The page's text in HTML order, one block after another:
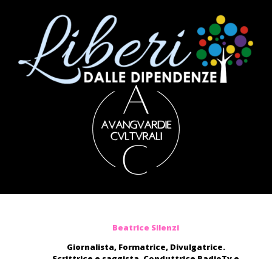
Beatrice Silenzi
Giornalista, Formatrice, Divulgatrice.